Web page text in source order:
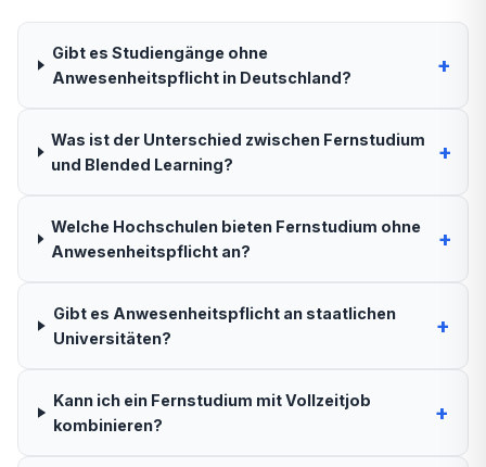
Gibt es Studiengänge ohne
Anwesenheitspflicht in Deutschland?
+
Was ist der Unterschied zwischen Fernstudium
und Blended Learning?
+
Welche Hochschulen bieten Fernstudium ohne
Anwesenheitspflicht an?
+
Gibt es Anwesenheitspflicht an staatlichen
Universitäten?
+
Kann ich ein Fernstudium mit Vollzeitjob
kombinieren?
+